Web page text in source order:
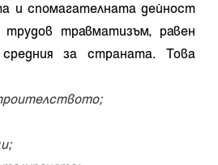
и спомагателната дейност
травматизъм, равен
за страната. Това